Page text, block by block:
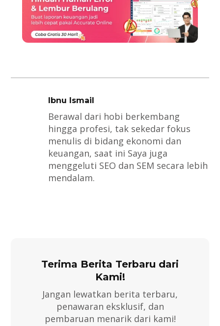
Ibnu Ismail
Berawal dari hobi berkembang
hingga profesi, tak sekedar fokus
menulis di bidang ekonomi dan
keuangan, saat ini Saya juga
menggeluti SEO dan SEM secara lebih
mendalam.
Terima Berita Terbaru dari
Kami!
Jangan lewatkan berita terbaru,
penawaran eksklusif, dan
pembaruan menarik dari kami!